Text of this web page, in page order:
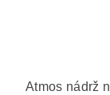
Atmos nádrž